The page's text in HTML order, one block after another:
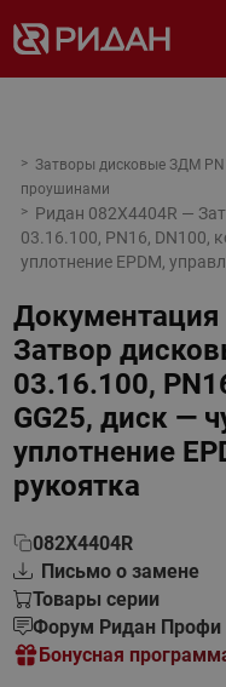
Затворы дисковые ЗДМ
проушинами
Ридан 082X4404R —
03.16.100, PN16, DN100,
уплотнение EPDM,
Документация
Затвор
03.16.100,
GG25, диск —
уплотнение
рукоятка
082X4404R
Письмо о замене
Товары серии
Форум Ридан Профи
Бонусная